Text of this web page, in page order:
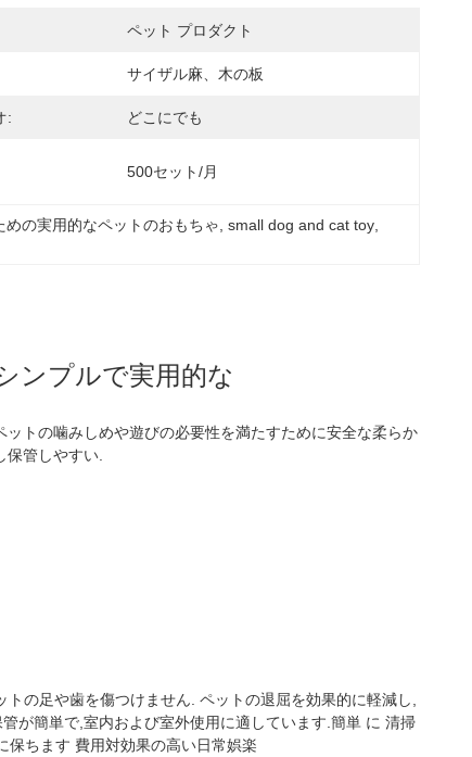
ペット プロダクト
サイザル麻、木の板
: どこにでも
500セット/月
の実用的なペットのおもちゃ , small dog and cat toy
ンプルで実用的な
トの噛みしめや遊びの必要性を満たすために安全な柔らか
管しやすい.
の足や歯を傷つけません. ペットの退屈を効果的に軽減し,
が簡単で,室内および室外使用に適しています.簡単 に 清掃
保ちます 費用対効果の高い日常娯楽